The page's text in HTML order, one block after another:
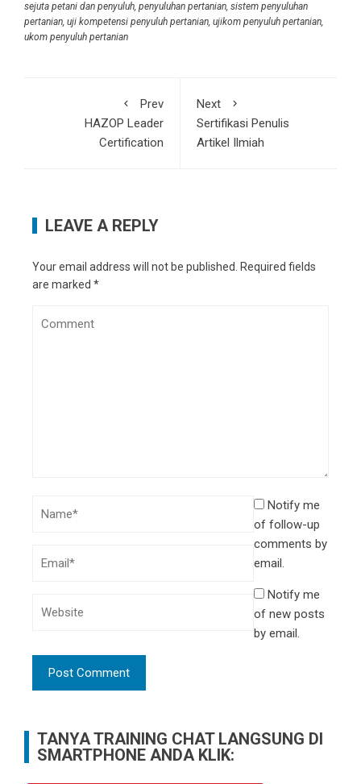
sejuta petani dan penyuluh, penyuluhan pertanian, sistem penyuluhan
pertanian, uji kompetensi penyuluh pertanian, ujikom penyuluh pertanian,
ukom penyuluh pertanian
Prev
HAZOP Leader
Certification
Next
Sertifikasi Penulis
Artikel Ilmiah
LEAVE A REPLY
Your email address will not be published. Required fields
are marked *
Notify me
of follow-up
comments by
email.
Notify me
of new posts
by email.
TANYA TRAINING CHAT LANGSUNG DI
SMARTPHONE ANDA KLIK: